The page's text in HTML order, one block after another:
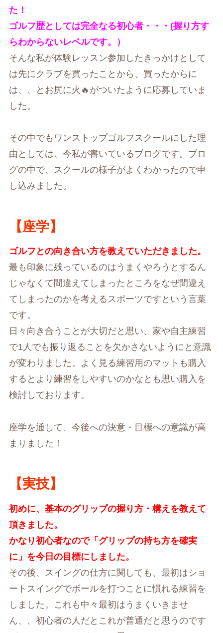
た！
ゴルフ歴としては完全なる初心者・・・(握り方す
らわからないレベルです。）
そんな私が体験レッスン参加したきっかけとして
は先にクラブを買ったことから、買ったからに
は、、とお尻に火🔥がついたように応募していま
した。
その中でもワンストップゴルフスクールにした理
由としては、今私が書いているブログです。ブロ
グの中で、スクールの様子がよくわかったので申
し込みました。
【座学】
ゴルフとの向き合い方を教えていただきました。
最も印象に残っているのはうまくやろうとするん
じゃなくて間違えてしまったところをなぜ間違え
てしまったのかを考えるスポーツですという言葉
です。
日々向き合うことが大切だと思い、家や自主練習
で1人でも振り返ることを欠かさないようにと意識
が変わりました。よく見る練習用のマットも購入
するとより練習をしやすいのかなとも思い購入を
検討しております。
座学を通して、今後への決意・目標への意識が高
まりました！
【実技】
初めに、基本のグリップの握り方・構えを教えて
頂きました。
かなり初心者なので「グリップの持ち方を確実
に」を今日の目標にしました。
その後、スイングの仕方に関しても、最初はショ
ートスイングでボールを打つことに慣れる練習を
しました。これも中々最初はうまくいきませ
ん、、初心者の人だとこれが普通だと思うのです